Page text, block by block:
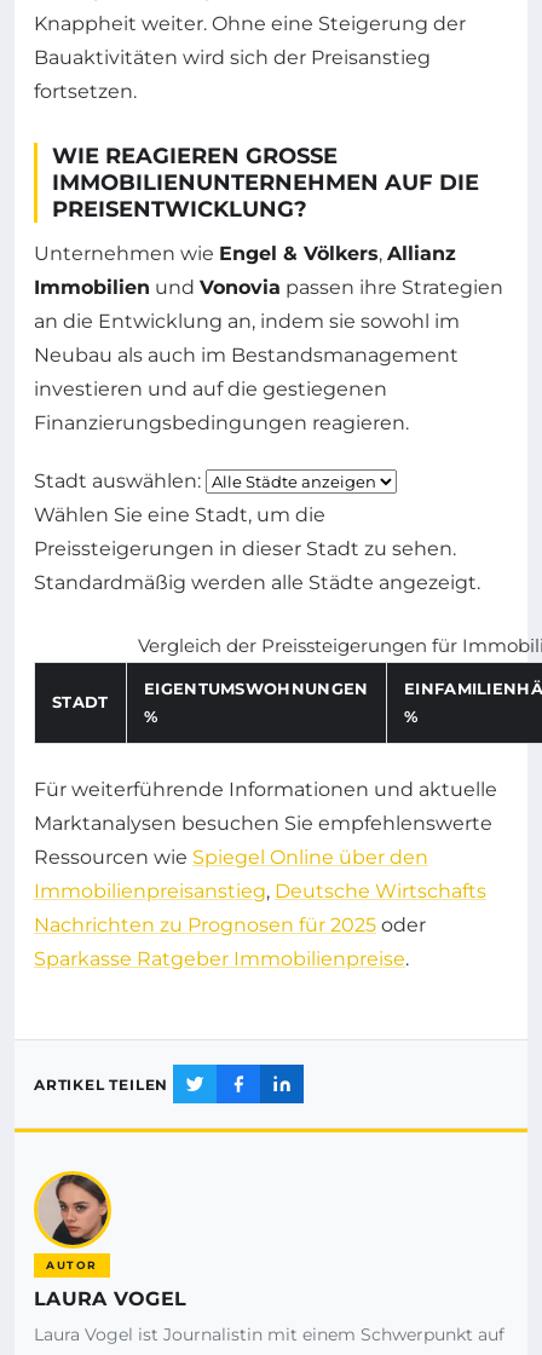
Knappheit weiter. Ohne eine Steigerung der
Bauaktivitäten wird sich der Preisanstieg
fortsetzen.
WIE REAGIEREN GROSSE I
MMOBILIENUNTERNEHMEN AUF DIE P
REISENTWICKLUNG?
Unternehmen wie Engel & Völkers, Allianz
Immobilien und Vonovia passen ihre Strategien
an die Entwicklung an, indem sie sowohl im
Neubau als auch im Bestandsmanagement
investieren und auf die gestiegenen
Finanzierungsbedingungen reagieren.
Stadt auswählen:
Wählen Sie eine Stadt, um die
Preissteigerungen in dieser Stadt zu sehen.
Standardmäßig werden alle Städte angezeigt.
Vergleich der Preissteigerungen für
STADT
EIGENTUMSWOHNUNGEN
%
%
Für weiterführende Informationen und aktuelle
Marktanalysen besuchen Sie empfehlenswerte
Ressourcen wie Spiegel Online über den
Immobilienpreisanstieg, Deutsche Wirtschafts
Nachrichten zu Prognosen für 2025 oder
Sparkasse Ratgeber Immobilienpreise.
ARTIKEL TEILEN
AUTOR
LAURA VOGEL
Laura Vogel ist Journalistin mit einem Schwerpunkt auf